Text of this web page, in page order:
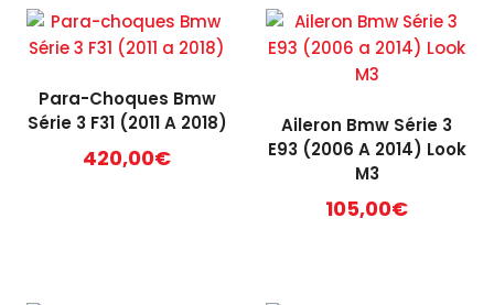
Para-Choques Bmw
Série 3 F31 (2011 A 2018)
420,00€
Aileron Bmw Série 3
E93 (2006 A 2014) Look
M3
105,00€